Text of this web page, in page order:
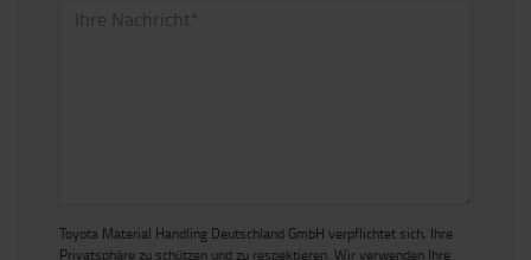
Toyota Material Handling Deutschland GmbH verpflichtet sich, Ihre
Privatsphäre zu schützen und zu respektieren. Wir verwenden Ihre